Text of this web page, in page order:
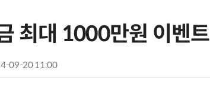
최대 1000만원 이벤트
09-20 11:00